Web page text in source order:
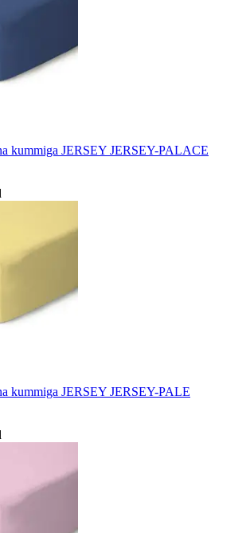
kummiga JERSEY JERSEY-PALACE
kummiga JERSEY JERSEY-PALE